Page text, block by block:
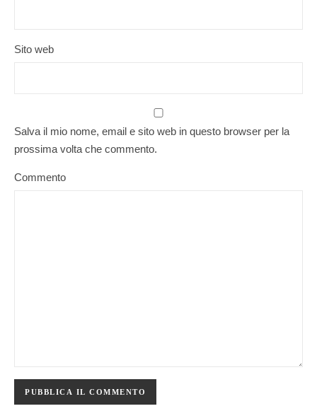
Sito web
Salva il mio nome, email e sito web in questo browser per la
prossima volta che commento.
Commento